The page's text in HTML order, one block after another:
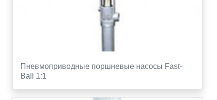
Пневмоприводные поршневые насосы Fast-
Ball 1:1